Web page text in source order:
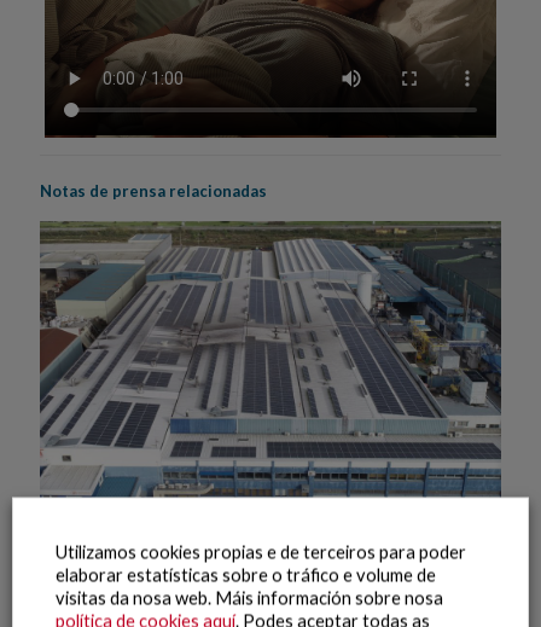
Notas de prensa relacionadas
21 Maio, 2026
Utilizamos cookies propias e de terceiros para poder
elaborar estatísticas sobre o tráfico e volume de
visitas da nosa web. Máis información sobre nosa
política de cookies aquí. Podes aceptar todas as